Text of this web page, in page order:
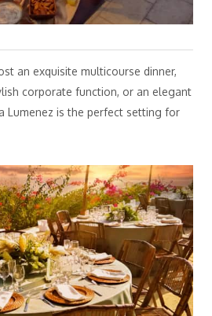
an exquisite multicourse dinner,
corporate function, or an elegant
Lumenez is the perfect setting for